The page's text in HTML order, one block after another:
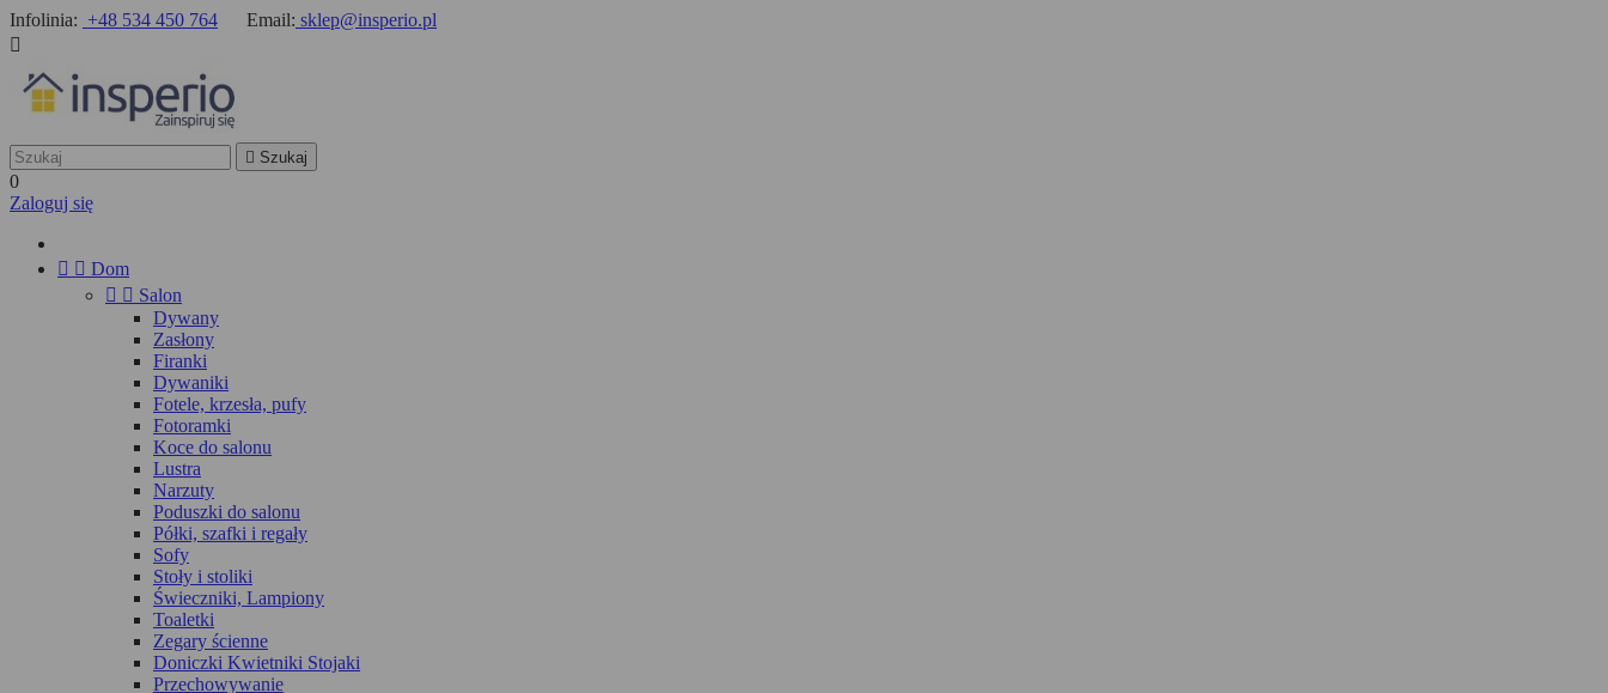
Infolinia: +48 534 450 764 Email: sklep@insperio.pl

 Szukaj
0
Zaloguj się
  Dom
  Salon
Dywany
Zasłony
Firanki
Dywaniki
Fotele, krzesła, pufy
Fotoramki
Koce do salonu
Lustra
Narzuty
Poduszki do salonu
Półki, szafki i regały
Sofy
Stoły i stoliki
Świeczniki, Lampiony
Toaletki
Zegary ścienne
Doniczki Kwietniki Stojaki
Przechowywanie